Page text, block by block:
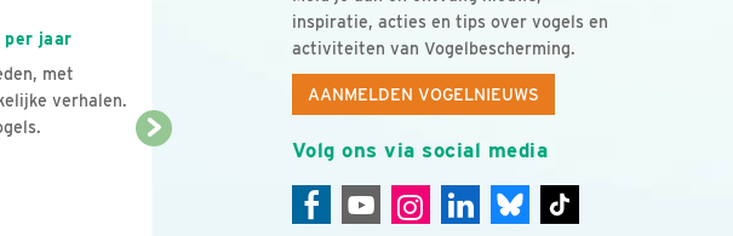
inspiratie, acties en tips over vogels en
activiteiten van Vogelbescherming.
AANMELDEN VOGELNIEUWS
Volg ons via social media
per jaar
met
verhalen.